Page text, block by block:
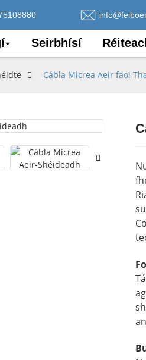
Seirbhísí
Cábla Micrea Aeir faoi